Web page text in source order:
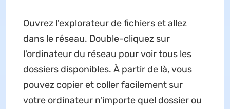
Ouvrez l'explorateur de fichiers et allez
dans le réseau. Double-cliquez sur
l'ordinateur du réseau pour voir tous les
dossiers disponibles. À partir de là, vous
pouvez copier et coller facilement sur
votre ordinateur n'importe quel dossier ou